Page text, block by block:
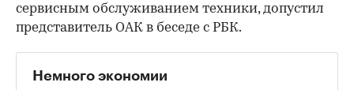
сервисным обслуживанием техники, допустил
представитель ОАК в беседе с РБК.
Немного экономии